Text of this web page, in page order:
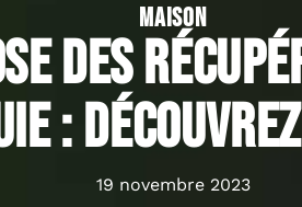
MAISON
des
:
19 novembre 2023